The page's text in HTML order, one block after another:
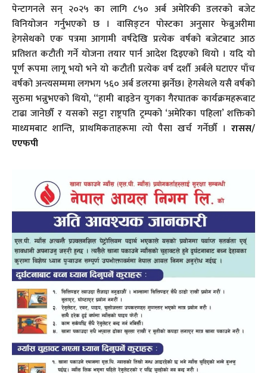
पेन्टागनले सन् २०२५ का लागि ८५० अर्ब अमेरिकी डलरको बजेट
विनियोजन गर्नुभएको छ । वासिङ्टन पोस्टका अनुसार फेब्रुअरीमा
हेगसेथको एक पत्रमा आगामी वर्षदेखि प्रत्येक वर्षको बजेटबाट आठ
प्रतिशत कटौती गर्ने योजना तयार पार्न आदेश दिइएको थियो । यदि यो
पूर्ण रूपमा लागू भयो भने यो कटौती प्रत्येक वर्ष दशौँ अर्बले घटाएर पाँच
वर्षको अन्त्यसम्ममा लगभग ५६० अर्ब डलरमा झर्नेछ। हेगसेथले यसै वर्षको
सुरुमा भन्नुभएको थियो, “हामी बाइडेन युगका गैरघातक कार्यक्रमहरूबाट
टाढा जानेछौँ र यसको सट्टा राष्ट्रपति ट्रम्पको ‘अमेरिका पहिला’ शक्तिको
माध्यमबाट शान्ति, प्राथमिकताहरूमा त्यो पैसा खर्च गर्नेछौँ । रासस/
एएफपी